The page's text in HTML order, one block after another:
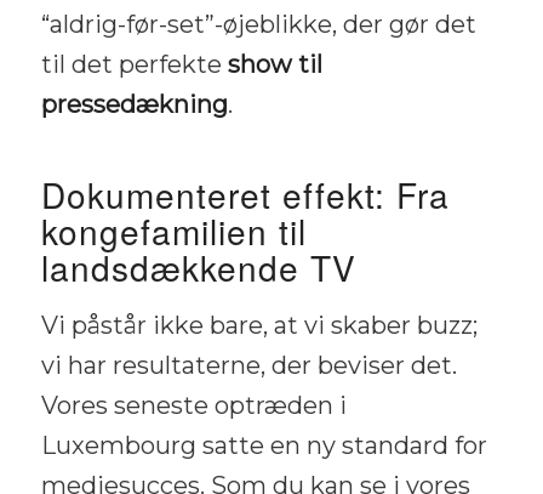
“aldrig-før-set”-øjeblikke, der gør det
til det perfekte show til
pressedækning.
Dokumenteret effekt: Fra
kongefamilien til
landsdækkende TV
Vi påstår ikke bare, at vi skaber buzz;
vi har resultaterne, der beviser det.
Vores seneste optræden i
Luxembourg satte en ny standard for
mediesucces. Som du kan se i vores